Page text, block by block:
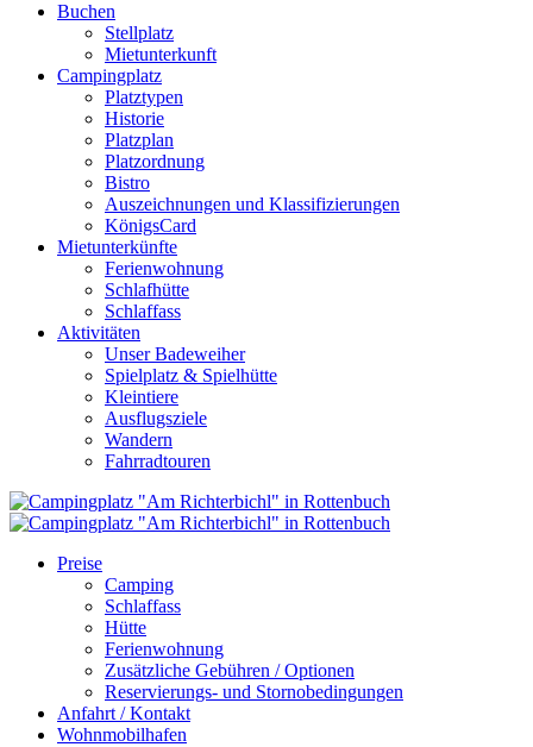
Buchen
Stellplatz
Mietunterkunft
Campingplatz
Platztypen
Historie
Platzplan
Platzordnung
Bistro
Auszeichnungen und Klassifizierungen
KönigsCard
Mietunterkünfte
Ferienwohnung
Schlafhütte
Schlaffass
Aktivitäten
Unser Badeweiher
Spielplatz & Spielhütte
Kleintiere
Ausflugsziele
Wandern
Fahrradtouren
Preise
Camping
Schlaffass
Hütte
Ferienwohnung
Zusätzliche Gebühren / Optionen
Reservierungs- und Stornobedingungen
Anfahrt / Kontakt
Wohnmobilhafen